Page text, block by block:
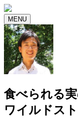
MENU
食べられる
ワイルドス